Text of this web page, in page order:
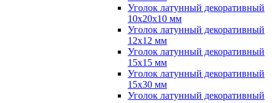
Уголок латунный декоративный
10x20x10 мм
Уголок латунный декоративный
12x12 мм
Уголок латунный декоративный
15x15 мм
Уголок латунный декоративный
15x30 мм
Уголок латунный декоративный